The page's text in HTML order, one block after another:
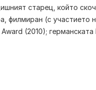
старец, който
филмиран (с
(2010);